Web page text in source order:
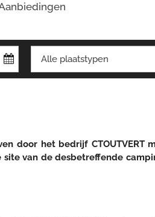
door het bedrijf CTOUTVERT
van de desbetreffende